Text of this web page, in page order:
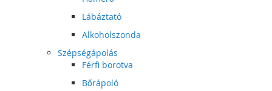
Lábáztató
Alkoholszonda
Szépségápolás
Férfi borotva
Bőrápoló